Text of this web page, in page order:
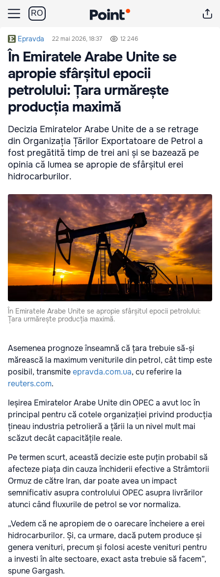
RO
Epravda 22 mai 2026, 18:37 12 246
În Emiratele Arabe Unite se
apropie sfârșitul epocii
petrolului: Țara urmărește
producția maximă
Decizia Emiratelor Arabe Unite de a se retrage
din Organizația Țărilor Exportatoare de Petrol a
fost pregătită timp de trei ani și se bazează pe
opinia că lumea se apropie de sfârșitul erei
hidrocarburilor.
În Emiratele Arabe Unite se apropie sfârșitul epocii petrolului:
Țara urmărește producția maximă.
Asemenea prognoze înseamnă că țara trebuie să-și
mărească la maximum veniturile din petrol, cât timp este
posibil, transmiteepravda.com.ua, cu referire la
reuters.com.
Ieșirea Emiratelor Arabe Unite din OPEC a avut loc în
principal pentru că cotele organizației privind producția
țineau industria petrolieră a țării la un nivel mult mai
scăzut decât capacitățile reale.
Pe termen scurt, această decizie este puțin probabil să
afecteze piața din cauza închiderii efective a Strâmtorii
Ormuz de către Iran, dar poate avea un impact
semnificativ asupra controlului OPEC asupra livrărilor
atunci când fluxurile de petrol se vor normaliza.
„Vedem că ne apropiem de o oarecare încheiere a erei
hidrocarburilor. Și, ca urmare, dacă putem produce și
genera venituri, precum și folosi aceste venituri pentru
a investi în alte sectoare, exact asta trebuie să facem”,
spune Gargash.